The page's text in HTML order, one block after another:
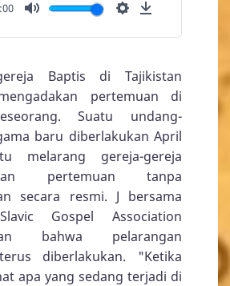
Baptis di Tajikistan
pertemuan di
Suatu undang-
baru diberlakukan April
melarang gereja-gereja
pertemuan tanpa
secara resmi. J bersama
Gospel Association
bahwa pelarangan
diberlakukan. "Ketika
apa yang sedang terjadi di